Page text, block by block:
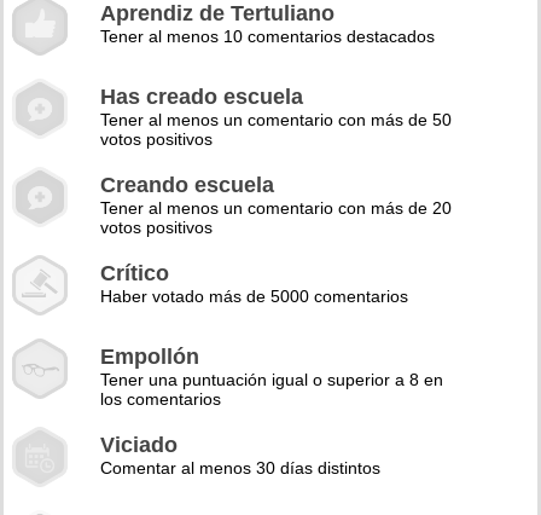
Aprendiz de Tertuliano
Tener al menos 10 comentarios destacados
Has creado escuela
Tener al menos un comentario con más de 50
votos positivos
Creando escuela
Tener al menos un comentario con más de 20
votos positivos
Crítico
Haber votado más de 5000 comentarios
Empollón
Tener una puntuación igual o superior a 8 en
los comentarios
Viciado
Comentar al menos 30 días distintos